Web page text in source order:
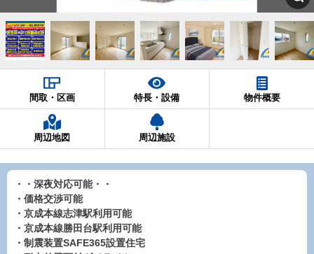
間取・区画 特長・設備 物件概要
周辺地図 周辺施設
・・深夜対応可能・・
・価格交渉可能
・京成本線志津駅利用可能
・京成本線勝田台駅利用可能
・制震装置SAFE365設置住宅